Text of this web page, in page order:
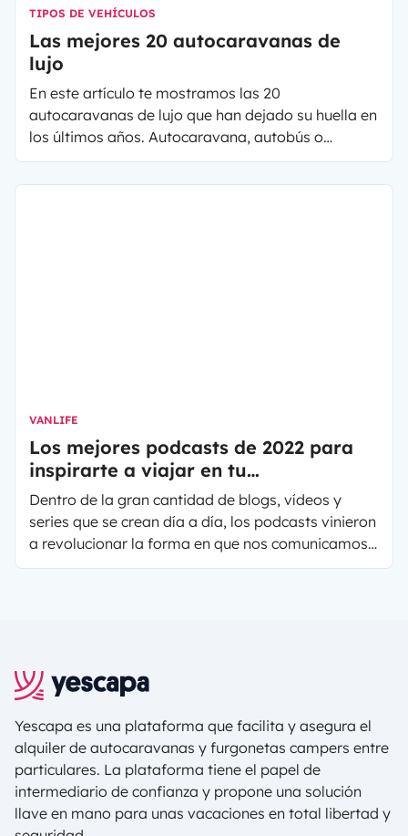
TIPOS DE VEHÍCULOS
Las mejores 20 autocaravanas de
lujo
En este artículo te mostramos las 20
autocaravanas de lujo que han dejado su huella en
los últimos años. Autocaravana, autobús o
camión, poco importa a lo que más se parezca, en
VANLIFE
Los mejores podcasts de 2022 para
inspirarte a viajar en tu
autocaravana o furgoneta camper
Dentro de la gran cantidad de blogs, vídeos y
series que se crean día a día, los podcasts vinieron
a revolucionar la forma en que nos comunicamos
y entretenemos. Existen asimismo una gran
salir de casa.
Yescapa es una plataforma que facilita y asegura el
alquiler de autocaravanas y furgonetas campers entre
particulares. La plataforma tiene el papel de
intermediario de confianza y propone una solución
llave en mano para unas vacaciones en total libertad y